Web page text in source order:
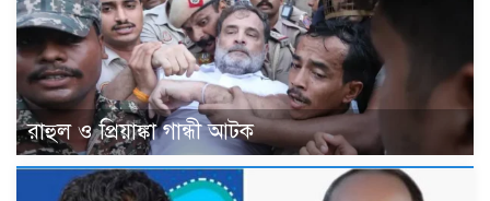
রাহুল ও প্রিয়াঙ্কা গান্ধী আটক